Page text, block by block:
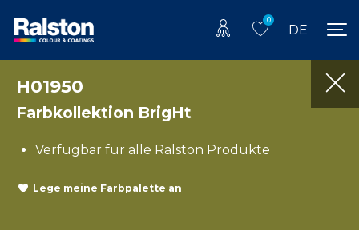
0
DE
H01950
Farbkollektion BrigHt
Verfügbar für alle Ralston Produkte
Lege meine Farbpalette an